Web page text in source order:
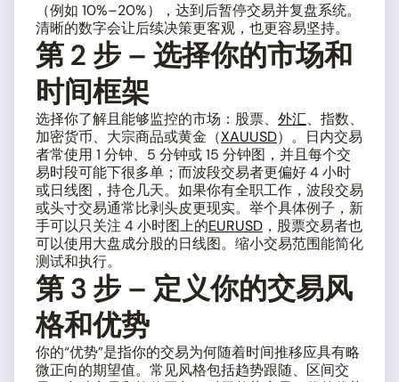
（例如 10%–20%），达到后暂停交易并复盘系统。
清晰的数字会让后续决策更客观，也更容易坚持。
第 2 步 – 选择你的市场和
时间框架
选择你了解且能够监控的市场：股票、 外汇、指数、
加密货币、大宗商品或黄金（XAUUSD）。日内交易
者常使用 1 分钟、5 分钟或 15 分钟图，并且每个交
易时段可能下很多单；而波段交易者更偏好 4 小时
或日线图，持仓几天。如果你有全职工作，波段交易
或头寸交易通常比剥头皮更现实。举个具体例子，新
手可以只关注 4 小时图上的EURUSD ，股票交易者也
可以使用大盘成分股的日线图。缩小交易范围能简化
测试和执行。
第 3 步 – 定义你的交易风
格和优势
你的“优势”是指你的交易为何随着时间推移应具有略
微正向的期望值。常见风格包括趋势跟随、区间交